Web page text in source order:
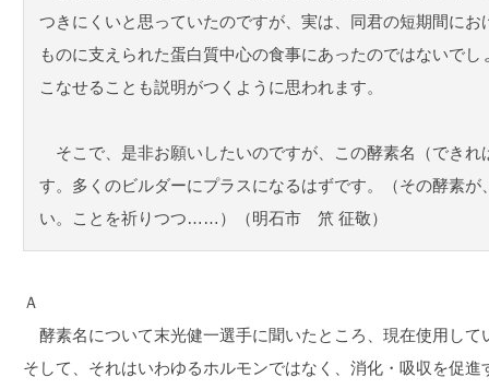
つきにくいと思っていたのですが、実は、同君の短期間に
ものに支えられた蛋白質中心の食事にあったのではないで
こなせることも説明がつくように思われます。
そこで、是非お願いしたいのですが、この酵素名（できれ
す。多くのビルダーにプラスになるはずです。（その酵素
い。ことを祈りつつ……）（明石市 笊 征敬）
Ａ
酵素名について末光健一選手に聞いたところ、現在使用して
そして、それはいわゆるホルモンではなく、消化・吸収を促